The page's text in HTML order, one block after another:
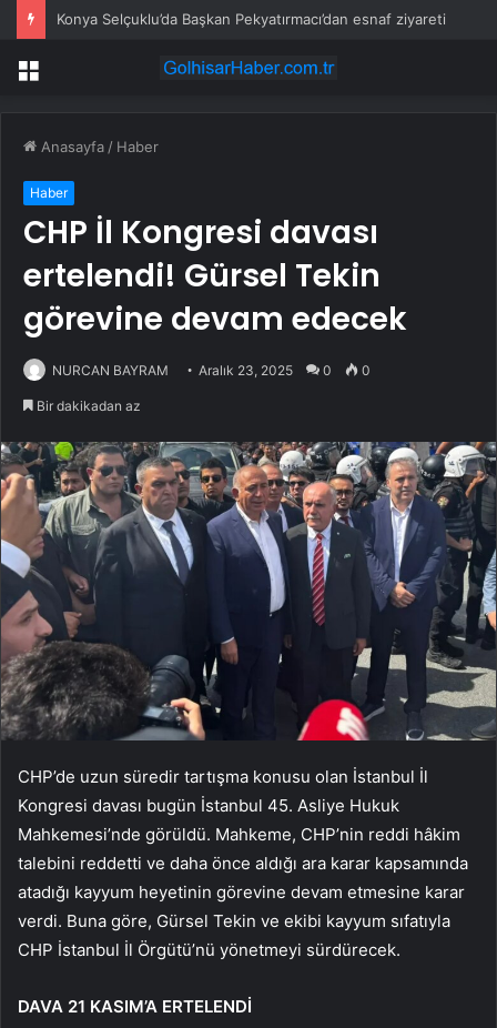
Konya Selçuklu’da Başkan Pekyatırmacı’dan esnaf ziyareti
Menü
Anasayfa / Haber
Haber
CHP İl Kongresi davası
ertelendi! Gürsel Tekin
görevine devam edecek
NURCAN BAYRAM Aralık 23, 2025 0 0
Bir dakikadan az
CHP’de uzun süredir tartışma konusu olan İstanbul İl
Kongresi davası bugün İstanbul 45. Asliye Hukuk
Mahkemesi’nde görüldü. Mahkeme, CHP’nin reddi hâkim
talebini reddetti ve daha önce aldığı ara karar kapsamında
atadığı kayyum heyetinin görevine devam etmesine karar
verdi. Buna göre, Gürsel Tekin ve ekibi kayyum sıfatıyla
CHP İstanbul İl Örgütü’nü yönetmeyi sürdürecek.
DAVA 21 KASIM’A ERTELENDİ